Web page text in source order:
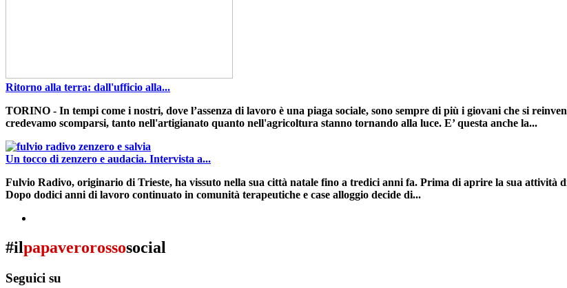
Ritorno alla terra: dall'ufficio alla...
TORINO - In tempi come i nostri, dove l’assenza di lavoro è una piaga sociale, sono sempre di più i giovani che si
credevamo scomparsi, tanto nell'artigianato quanto nell'agricoltura stanno tornando alla luce. E’ questa anche la...
Un tocco di zenzero e audacia. Intervista a...
Fulvio Radivo, originario di Trieste, ha vissuto nella sua città natale fino a tredici anni fa. Prima di aprire la sua attività
Dopo dodici anni di lavoro continuato in comunità terapeutiche e case alloggio decide di...
#ilpapaverorossosocial
Seguici su